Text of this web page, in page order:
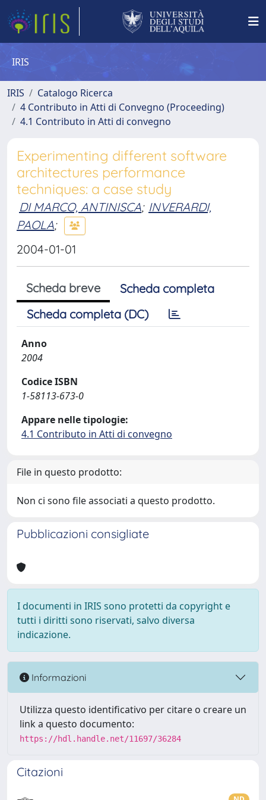
IRIS
IRIS
Catalogo Ricerca
4 Contributo in Atti di Convegno (Proceeding)
4.1 Contributo in Atti di convegno
Experimenting different software
architectures performance
techniques: a case study
DI MARCO, ANTINISCA; INVERARDI,
PAOLA;
2004-01-01
Scheda breve
Scheda completa
Scheda completa (DC)
Anno
2004
Codice ISBN
1-58113-673-0
Appare nelle tipologie:
4.1 Contributo in Atti di convegno
File in questo prodotto:
Non ci sono file associati a questo prodotto.
Pubblicazioni consigliate
I documenti in IRIS sono protetti da copyright e
tutti i diritti sono riservati, salvo diversa
indicazione.
Informazioni
Utilizza questo identificativo per citare o creare un
link a questo documento:
https://hdl.handle.net/11697/36284
Citazioni